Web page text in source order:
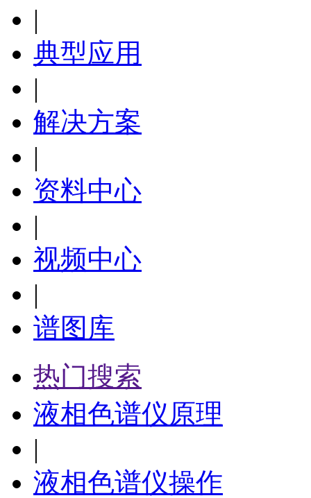
|
典型应用
|
解决方案
|
资料中心
|
视频中心
|
谱图库
热门搜索
液相色谱仪原理
|
液相色谱仪操作